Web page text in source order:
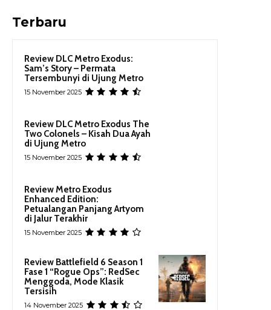
Terbaru
Review DLC Metro Exodus:
Sam’s Story – Permata
Tersembunyi di Ujung Metro
15 November 2025
Review DLC Metro Exodus The
Two Colonels – Kisah Dua Ayah
di Ujung Metro
15 November 2025
Review Metro Exodus
Enhanced Edition:
Petualangan Panjang Artyom
di Jalur Terakhir
15 November 2025
Review Battlefield 6 Season 1
Fase 1 “Rogue Ops”: RedSec
Menggoda, Mode Klasik
Tersisih
14 November 2025